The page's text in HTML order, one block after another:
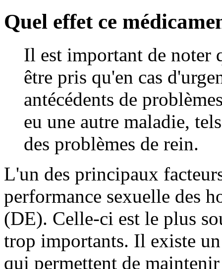
Quel effet ce
Il est important de noter
être pris qu'en cas
antécédents de
eu une autre maladie,
des problèmes de rein.
L'un des principaux
performance sexuelle des
(DE). Celle-ci est le plus
trop importants. Il existe
qui permettent de